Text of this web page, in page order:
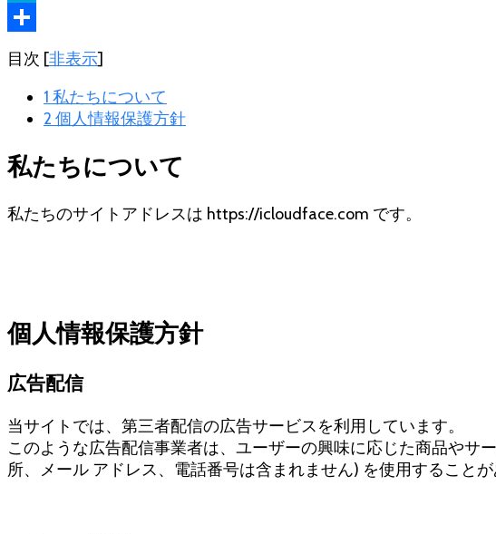
Hatena
目次 [非表示]
1 私たちについて
2 個人情報保護方針
私たちについて
私たちのサイトアドレスは https://icloudface.com です。
個人情報保護方針
広告配信
当サイトでは、第三者配信の広告サービスを利用しています。
このような広告配信事業者は、ユーザーの興味に応じた商品やサ
所、メール アドレス、電話番号は含まれません) を使用することが